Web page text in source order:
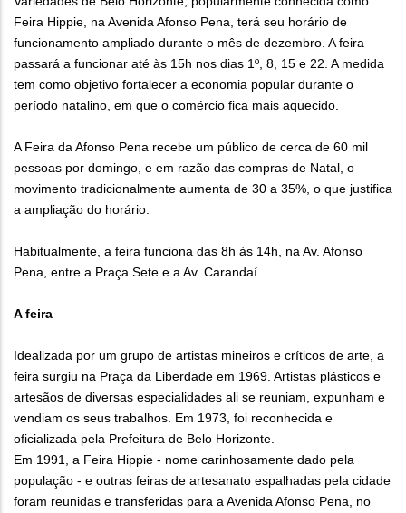
Feira Hippie, na Avenida Afonso Pena, terá seu horário de
funcionamento ampliado durante o mês de dezembro. A feira
passará a funcionar até às 15h nos dias 1º, 8, 15 e 22. A medida
tem como objetivo fortalecer a economia popular durante o
período natalino, em que o comércio fica mais aquecido.
A Feira da Afonso Pena recebe um público de cerca de 60 mil
pessoas por domingo, e em razão das compras de Natal, o
movimento tradicionalmente aumenta de 30 a 35%, o que justifica
a ampliação do horário.
Habitualmente, a feira funciona das 8h às 14h, na Av. Afonso
Pena, entre a Praça Sete e a Av. Carandaí
A feira
Idealizada por um grupo de artistas mineiros e críticos de arte, a
feira surgiu na Praça da Liberdade em 1969. Artistas plásticos e
artesãos de diversas especialidades ali se reuniam, expunham e
vendiam os seus trabalhos. Em 1973, foi reconhecida e
oficializada pela Prefeitura de Belo Horizonte.
Em 1991, a Feira Hippie - nome carinhosamente dado pela
população - e outras feiras de artesanato espalhadas pela cidade
foram reunidas e transferidas para a Avenida Afonso Pena, no